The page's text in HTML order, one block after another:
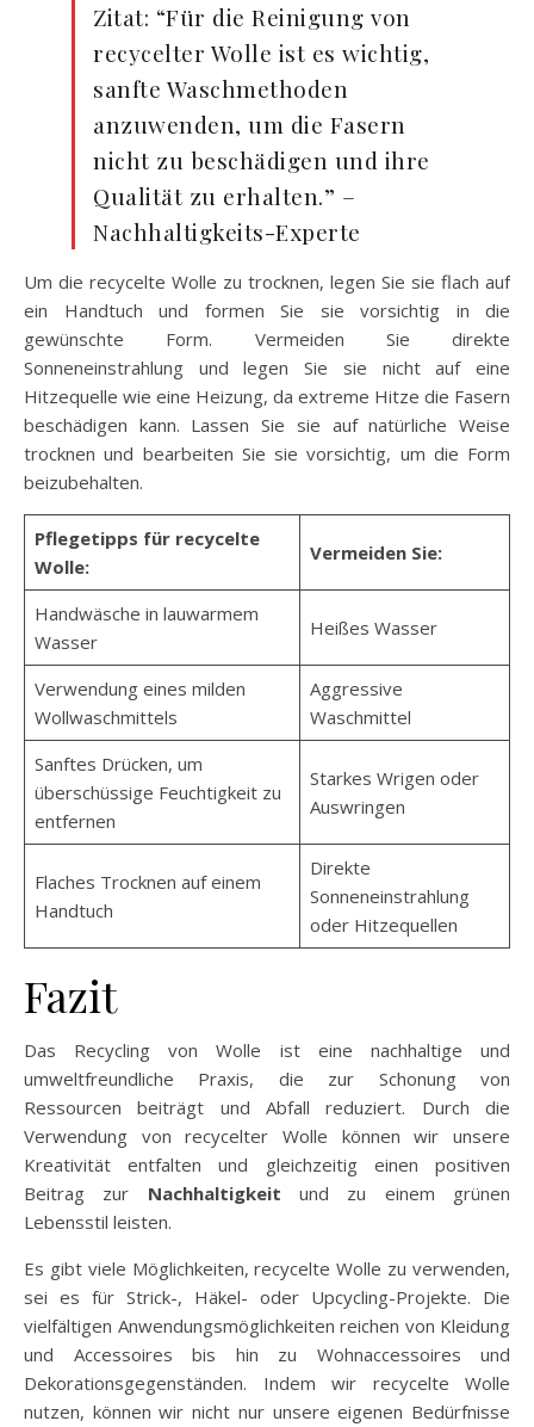
Zitat: “Für die Reinigung von
recycelter Wolle ist es wichtig,
sanfte Waschmethoden
anzuwenden, um die Fasern
nicht zu beschädigen und ihre
Qualität zu erhalten.” –
Nachhaltigkeits-Experte
Um die recycelte Wolle zu trocknen, legen Sie sie flach auf
ein Handtuch und formen Sie sie vorsichtig in die
gewünschte Form. Vermeiden Sie direkte
Sonneneinstrahlung und legen Sie sie nicht auf eine
Hitzequelle wie eine Heizung, da extreme Hitze die Fasern
beschädigen kann. Lassen Sie sie auf natürliche Weise
trocknen und bearbeiten Sie sie vorsichtig, um die Form
beizubehalten.
Pflegetipps für recycelte
Wolle:
Vermeiden Sie:
Handwäsche in lauwarmem
Wasser
Heißes Wasser
Verwendung eines milden
Wollwaschmittels
Aggressive
Waschmittel
Sanftes Drücken, um
überschüssige Feuchtigkeit zu
entfernen
Starkes Wrigen oder
Auswringen
Flaches Trocknen auf einem
Handtuch
Direkte
Sonneneinstrahlung
oder Hitzequellen
Fazit
Das Recycling von Wolle ist eine nachhaltige und
umweltfreundliche Praxis, die zur Schonung von
Ressourcen beiträgt und Abfall reduziert. Durch die
Verwendung von recycelter Wolle können wir unsere
Kreativität entfalten und gleichzeitig einen positiven
Beitrag zur Nachhaltigkeit und zu einem grünen
Lebensstil leisten.
Es gibt viele Möglichkeiten, recycelte Wolle zu verwenden,
sei es für Strick-, Häkel- oder Upcycling-Projekte. Die
vielfältigen Anwendungsmöglichkeiten reichen von Kleidung
und Accessoires bis hin zu Wohnaccessoires und
Dekorationsgegenständen. Indem wir recycelte Wolle
nutzen, können wir nicht nur unsere eigenen Bedürfnisse